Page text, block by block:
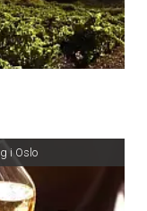
i Oslo